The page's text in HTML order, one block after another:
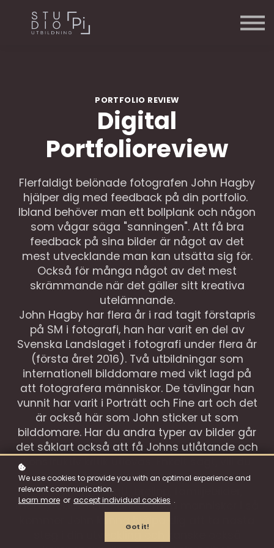
PORTFOLIO REVIEW
Digital
Portfolioreview
Flerfaldigt belönade fotografen John Hagby
hjälper dig med feedback på din portfolio.
Ibland behöver man ett bollplank och någon
som vågar säga "sanningen". Att få bra
feedback på sina bilder är något av det
mest utvecklande man kan utsätta sig för.
Också för många något av det mest
skrämmande när det gäller sitt kreativa
utelämnande.
John Hagby har flera år i rad tagit förstapris
på SM i fotografi, han har varit en del av
Svenska Landslaget i fotografi under flera år
(första året 2016). Två utbildningar som
internationell bilddomare med vikt lagd på
att fotografera människor. De tävlingar han
vunnit har varit i Porträtt och Fine art och det
är också här som John sticker ut som
bilddomare. Har du andra typer av bilder går
det såklart också att få Johns utlåtande och
konstruktiv kritik utlovas. Enkelt sagt, vill du
ha bilder på människor bedömda, oavsett
om det är porträtt, bröllop, familjebilder,
mode, reklam eller annat med människor i så
kommer John kunna hjälpa dig att ta nästa
We use cookies to provide you with an optimal experience and
relevant communication.
Learn more or accept individual cookies .
Got it!